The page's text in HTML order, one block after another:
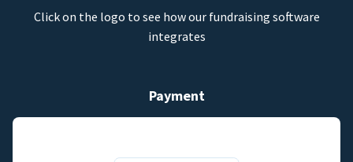
Click on the logo to see how our fundraising software
integrates
Payment